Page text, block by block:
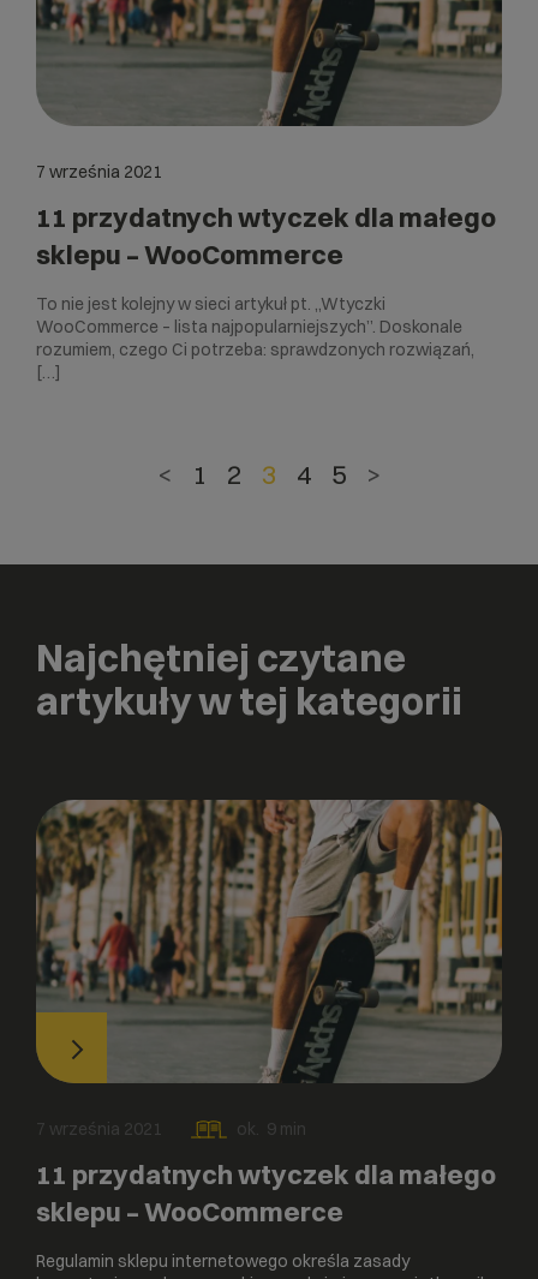
7 września 2021
11 przydatnych wtyczek dla małego
sklepu – WooCommerce
To nie jest kolejny w sieci artykuł pt. „Wtyczki
WooCommerce – lista najpopularniejszych”. Doskonale
rozumiem, czego Ci potrzeba: sprawdzonych rozwiązań,
[…]
< 1 2 3 4 5 >
Najchętniej czytane
artykuły w tej kategorii
7 września 2021 ok. 9 min
11 przydatnych wtyczek dla małego
sklepu – WooCommerce
Regulamin sklepu internetowego określa zasady